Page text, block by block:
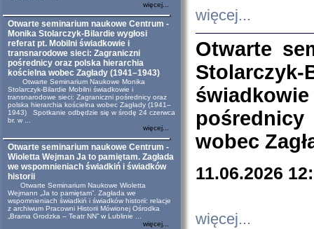
więcej...
Otwarte seminarium naukowe Centrum -
Monika Stolarczyk-Bilardie wygłosi
referat pt. Mobilni świadkowie i
transnarodowe sieci: Zagraniczni
pośrednicy oraz polska hierarchia
kościelna wobec Zagłady (1941–1943)
Otwarte Seminarium Naukowe Monika
Stolarczyk-Bilardie Mobilni świadkowie i
transnarodowe sieci: Zagraniczni pośrednicy oraz
polska hierarchia kościelna wobec Zagłady (1941–
1943) Spotkanie odbędzie się w środę 24 czerwca
br. w ...
więcej...
Otwarte seminarium naukowe Centrum -
Wioletta Wejman Ja to pamiętam. Zagłada
we wspomnieniach świadkiń i świadków
historii
Otwarte Seminarium Naukowe Wioletta
Wejmann „Ja to pamiętam”. Zagłada we
wspomnieniach świadkiń i świadków historii: relacje
z archiwum Pracowni Historii Mówionej Ośrodka
„Brama Grodzka – Teatr NN” w Lublinie ...
więcej...
więcej...
Otwarte
wobec
11.06.2026
więcej...